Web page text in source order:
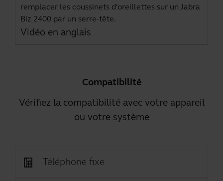
remplacer les coussinets d'oreillettes sur un Jabra
Biz 2400 par un serre-tête.
Vidéo en anglais
Compatibilité
Vérifiez la compatibilité avec votre appareil
ou votre système
Téléphone fixe